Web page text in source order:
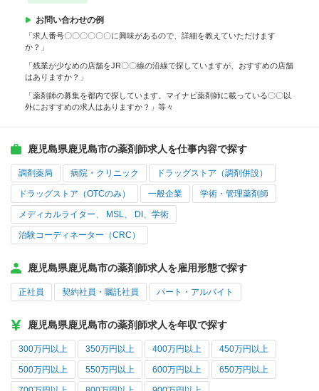
お問い合わせの例
「求人番号〇〇〇〇〇〇に興味があるので、詳細を教えていただけます
か？」
「残業が少なめの店舗をJR〇〇線の沿線で探していますが、おすすめの店舗
はありますか？」
「薬剤師の募集を都内で探しています。マイナビ薬剤師に載っている〇〇以
外におすすめの求人はありますか？」等々
鹿児島県鹿児島市の薬剤師求人を仕事内容で探す
調剤薬局 病院・クリニック ドラッグストア（調剤併設）
ドラッグストア（OTCのみ） 一般企業 学術・管理薬剤師
メディカルライター、 MSL、 DI、学術
治験コーディネーター（CRC）
鹿児島県鹿児島市の薬剤師求人を雇用形態で探す
正社員 契約社員・嘱託社員 パート・アルバイト
鹿児島県鹿児島市の薬剤師求人を年収で探す
300万円以上 350万円以上 400万円以上 450万円以上
500万円以上 550万円以上 600万円以上 650万円以上